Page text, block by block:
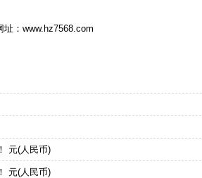
址： www.hz7568.com
元(人民币)
元(人民币)